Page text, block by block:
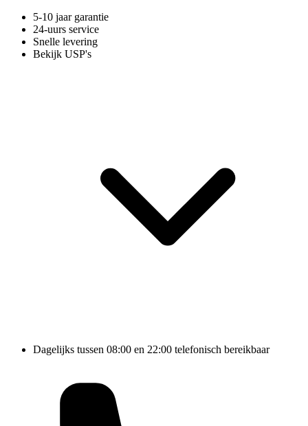
5-10 jaar garantie
24-uurs service
Snelle levering
Bekijk USP's
Dagelijks tussen 08:00 en 22:00 telefonisch bereikbaar